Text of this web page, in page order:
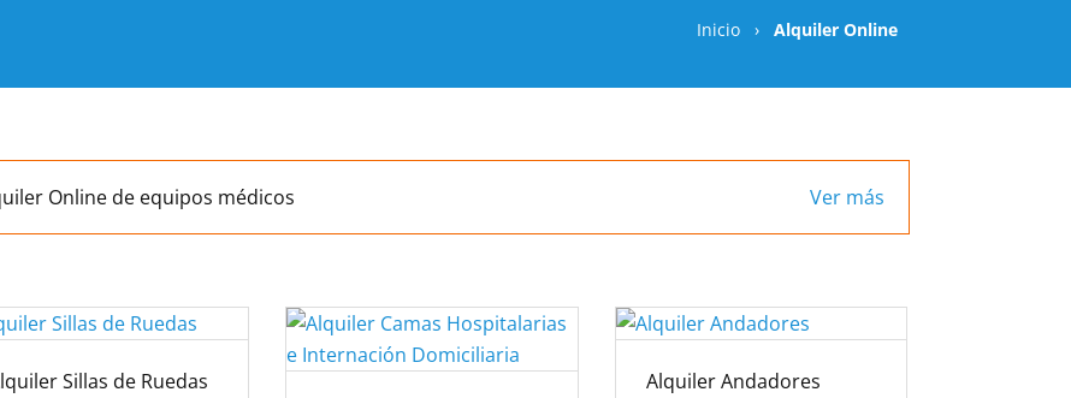
Inicio › Alquiler Online
Online de equipos médicos Ver más
Sillas de Ruedas Alquiler Andadores